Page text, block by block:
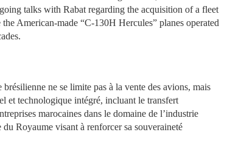
talks with Rabat regarding the acquisition of a fleet
American-made “C-130H Hercules” planes operated
ne se limite pas à la vente des avions, mais
et technologique intégré, incluant le transfert
marocaines dans le domaine de l’industrie
Royaume visant à renforcer sa souveraineté